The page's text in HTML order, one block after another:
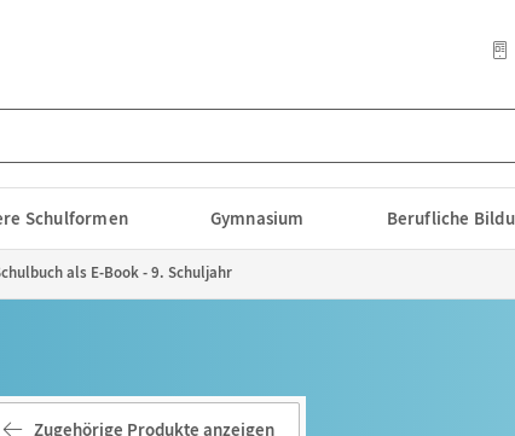
Schulformen Gymnasium Berufliche
als E-Book - 9. Schuljahr
Zugehörige Produkte anzeigen